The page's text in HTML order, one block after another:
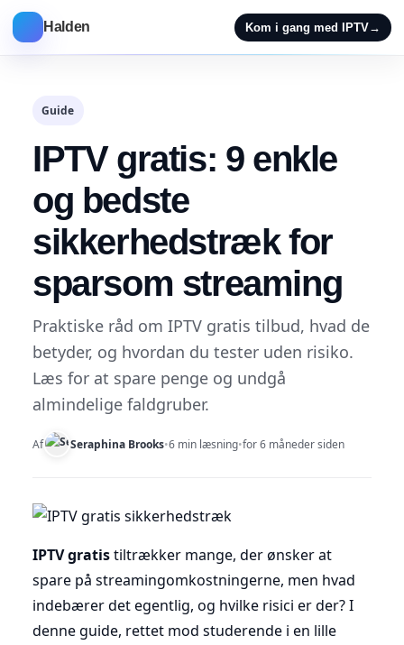
Halden Kom i gang med IPTV→
Guide
IPTV gratis: 9 enkle
og bedste
sikkerhedstræk for
sparsom streaming
Praktiske råd om IPTV gratis tilbud, hvad de
betyder, og hvordan du tester uden risiko.
Læs for at spare penge og undgå
almindelige faldgruber.
Af Seraphina Brooks•6 min læsning•for 6 måneder siden
IPTV gratistiltrækker mange, der ønsker at
spare på streamingomkostningerne, men hvad
indebærer det egentlig, og hvilke risici er der? I
denne guide, rettet mod studerende i en lille